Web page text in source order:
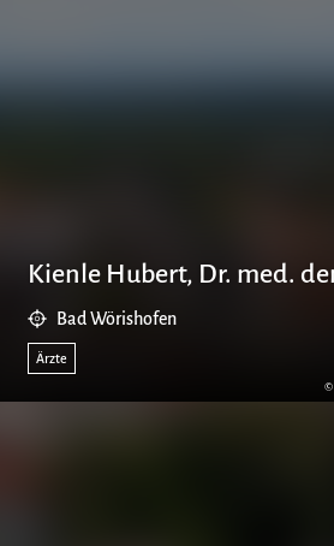
©
Kienle Hubert, Dr. med.
Bad Wörishofen
Ärzte